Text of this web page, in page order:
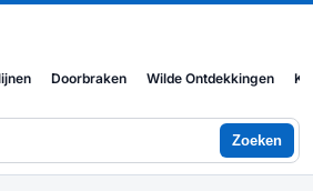
Doorbraken Wilde Ontdekkingen
Zoeken